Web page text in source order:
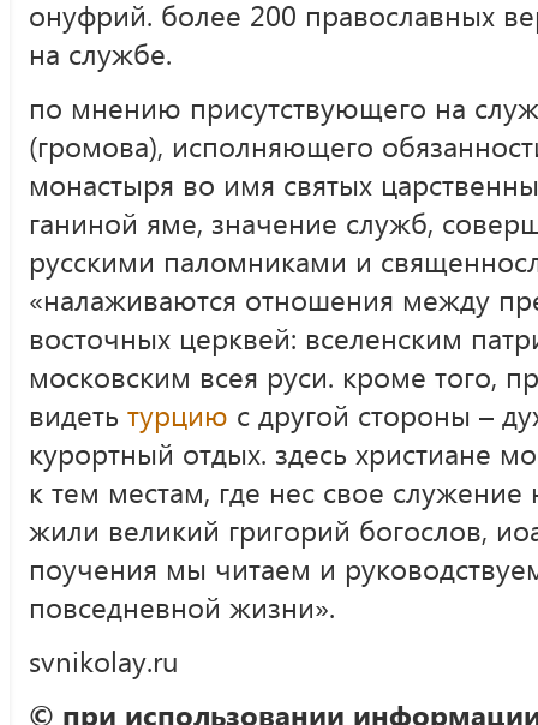
онуфрий. более 200 православных
на службе.
по мнению присутствующего на
(громова), исполняющего
монастыря во имя святых
ганиной яме, значение служб,
русскими паломниками и
«налаживаются отношения между
восточных церквей: вселенским
московским всея руси. кроме того,
видеть турцию с другой стороны –
курортный отдых. здесь христиане
к тем местам, где нес свое служение
жили великий григорий богослов,
поучения мы читаем и
повседневной жизни».
svnikolay.ru
© при использовании